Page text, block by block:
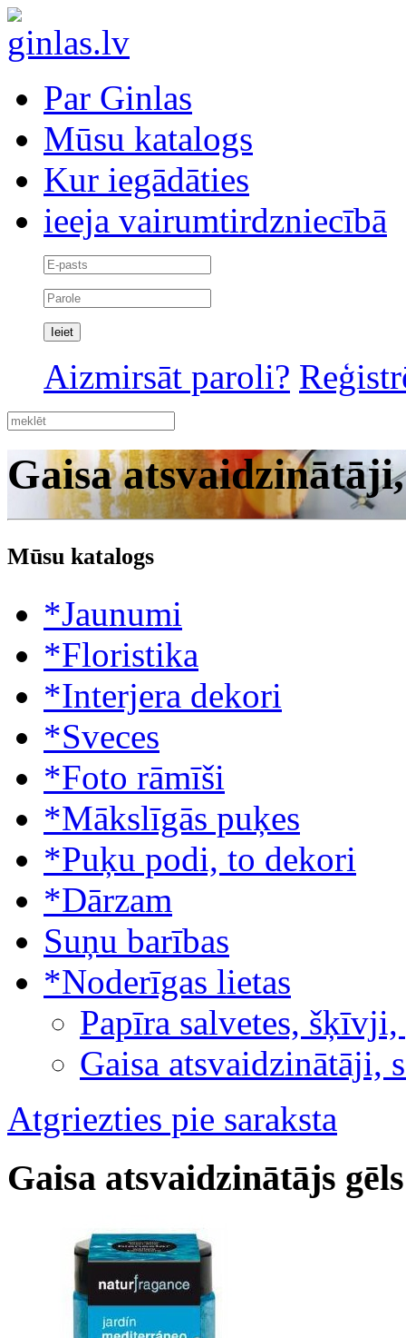
Par Ginlas
Mūsu katalogs
Kur iegādāties
ieeja vairumtirdzniecībā
Aizmirsāt paroli?
Gaisa atsvaidzinātāji,
Mūsu katalogs
*Jaunumi
*Floristika
*Interjera dekori
*Sveces
*Foto rāmīši
*Mākslīgās puķes
*Puķu podi, to dekori
*Dārzam
Suņu barības
*Noderīgas lietas
Papīra salvetes,
Gaisa atsvaidzinātāji,
Atgriezties pie saraksta
Gaisa atsvaidzinātājs